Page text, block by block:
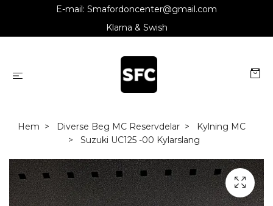
E-mail: Smafordoncenter@gmail.com
Klarna & Swish
Hem Diverse Beg MC Reservdelar
Kylning MC
Suzuki UC125 -00 Kylarslang